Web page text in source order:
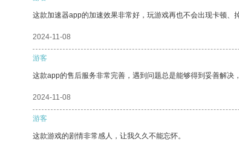
这款加速器app的加速效果非常好，玩游戏再也不会出现卡顿、
2024-11-08
游客
这款app的售后服务非常完善，遇到问题总是能够得到妥善解决
2024-11-08
游客
这款游戏的剧情非常感人，让我久久不能忘怀。